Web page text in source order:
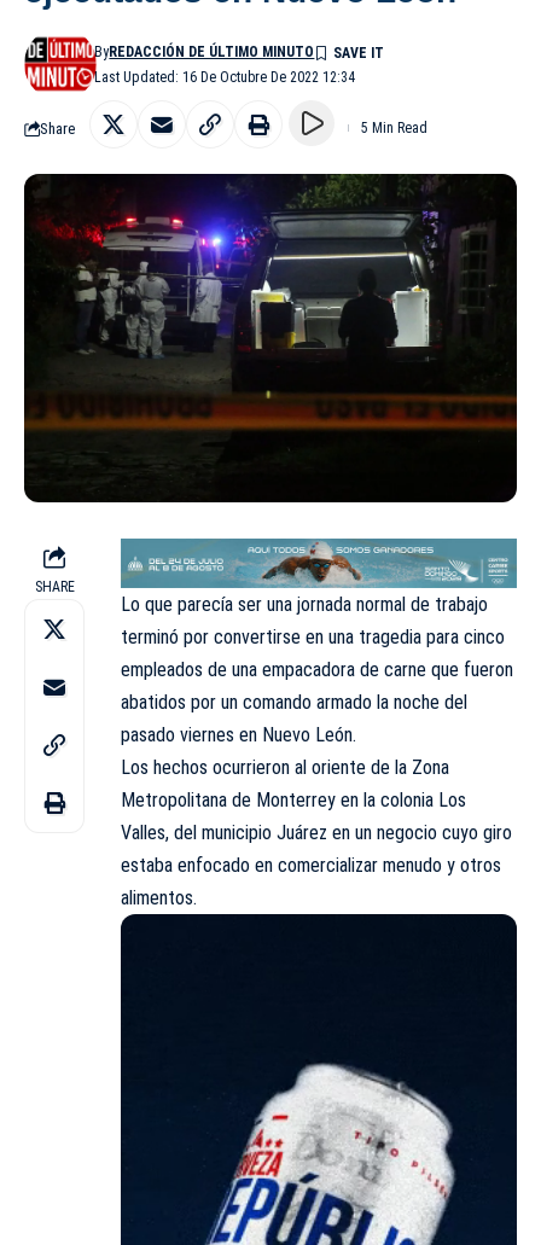
Last Updated: 16 De Octubre De 2022 12:34
ByREDACCIÓN DE ÚLTIMO MINUTO
Share 5 Min Read
SHARE
Lo que parecía ser una jornada normal de trabajo
terminó por convertirse en una tragedia para cinco
empleados de una empacadora de carne que fueron
abatidos por un comando armado la noche del
pasado viernes en Nuevo León.
Los hechos ocurrieron al oriente de la Zona
Metropolitana de Monterrey en la colonia Los
Valles, del municipio Juárez en un negocio cuyo giro
estaba enfocado en comercializar menudo y otros
alimentos.